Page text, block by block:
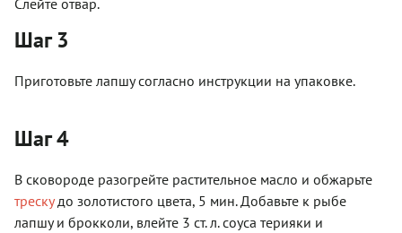
Шаг 3
Приготовьте лапшу согласно инструкции на упаковке.
Шаг 4
В сковороде разогрейте растительное масло и обжарьте
трескудо золотистого цвета, 5 мин. Добавьте к рыбе
лапшу и брокколи, влейте 3 ст. л. соуса терияки и